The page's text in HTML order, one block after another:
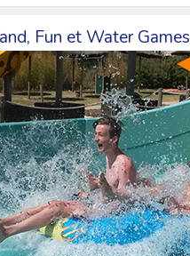
Fun et Water Games